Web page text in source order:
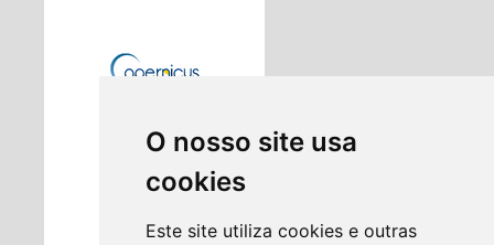
O nosso site usa
cookies
Este site utiliza cookies e outras